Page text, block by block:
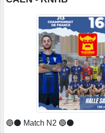
🔵⚫️ Match N2 🔵⚫️